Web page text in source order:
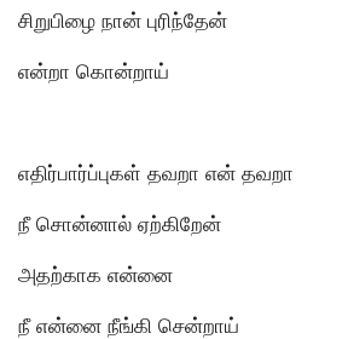
சிறுபிழை நான் புரிந்தேன்
என்றா கொன்றாய்
எதிர்பார்ப்புகள் தவறா என் தவறா
நீ சொன்னால் ஏற்கிறேன்
அதற்காக என்னை
நீ என்னை நீங்கி சென்றாய்